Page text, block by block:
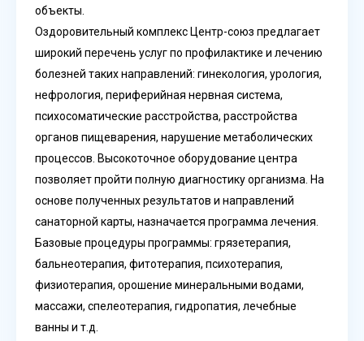
объекты.
Оздоровительный комплекс Центр-союз предлагает
широкий перечень услуг по профилактике и лечению
болезней таких направлений: гинекология, урология,
нефрология, периферийная нервная система,
психосоматические расстройства, расстройства
органов пищеварения, нарушение метаболических
процессов. Высокоточное оборудование центра
позволяет пройти полную диагностику организма. На
основе полученных результатов и направлений
санаторной карты, назначается программа лечения.
Базовые процедуры программы: грязетерапия,
бальнеотерапия, фитотерапия, психотерапия,
физиотерапия, орошение минеральными водами,
массажи, спелеотерапия, гидропатия, лечебные
ванны и т.д.